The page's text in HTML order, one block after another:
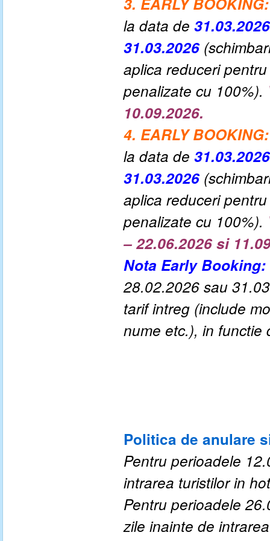
la data de
31.03.2026
aplica reduceri
penalizate cu 100%).
10.09.2026.
4. EARLY BOOKING:
la data de 31.03.2026
31.03.2026
aplica reduceri
penalizate cu 100%).
– 22.06.2026 si
Nota Early Booking:
28.02.2026 sau
tarif intreg (include
nume etc.), in functie
Politica de anulare
Pentru perioadele
intrarea turistilor in
Pentru perioadele
zile inainte de